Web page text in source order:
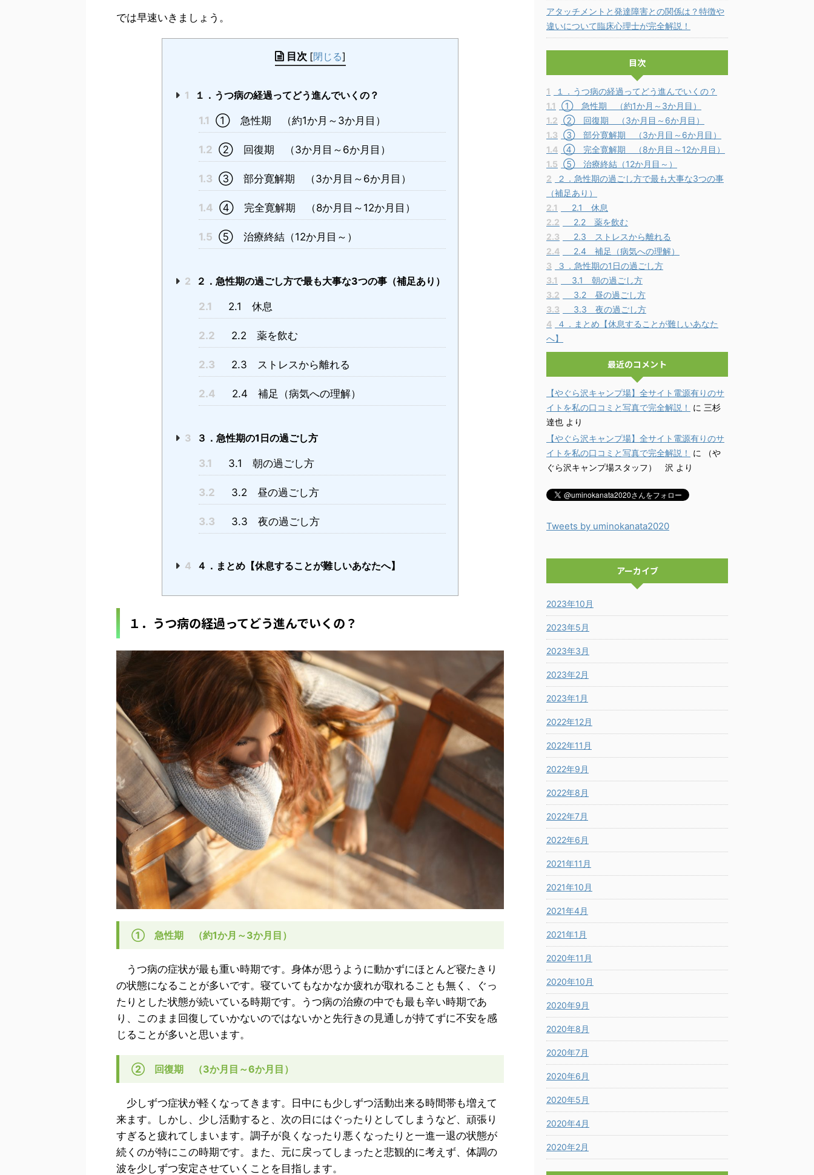
では早速いきましょう。
目次 [閉じる]
1 １．うつ病の経過ってどう進んでいくの？
1.1 ① 急性期 （約1か月～3か月目）
1.2 ② 回復期 （3か月目～6か月目）
1.3 ③ 部分寛解期 （3か月目～6か月目）
1.4 ④ 完全寛解期 （8か月目～12か月目）
1.5 ⑤ 治療終結（12か月目～）
2 ２．急性期の過ごし方で最も大事な3つの事（補足あり）
2.1 2.1 休息
2.2 2.2 薬を飲む
2.3 2.3 ストレスから離れる
2.4 2.4 補足（病気への理解）
3 ３．急性期の1日の過ごし方
3.1 3.1 朝の過ごし方
3.2 3.2 昼の過ごし方
3.3 3.3 夜の過ごし方
4 ４．まとめ【休息することが難しいあなたへ】
１．うつ病の経過ってどう進んでいくの？
① 急性期 （約1か月～3か月目）
うつ病の症状が最も重い時期です。身体が思うように動かずにほとんど寝たきり
の状態になることが多いです。寝ていてもなかなか疲れが取れることも無く、ぐっ
たりとした状態が続いている時期です。うつ病の治療の中でも最も辛い時期であ
り、このまま回復していかないのではないかと先行きの見通しが持てずに不安を感
じることが多いと思います。
② 回復期 （3か月目～6か月目）
少しずつ症状が軽くなってきます。日中にも少しずつ活動出来る時間帯も増えて
来ます。しかし、少し活動すると、次の日にはぐったりとしてしまうなど、頑張り
すぎると疲れてしまいます。調子が良くなったり悪くなったりと一進一退の状態が
続くのが特にこの時期です。また、元に戻ってしまったと悲観的に考えず、体調の
波を少しずつ安定させていくことを目指します。
アタッチメントと発達障害との関係は？特徴や
違いについて臨床心理士が完全解説！
目次
1
１．うつ病の経過ってどう進んでいくの？
1.1
① 急性期 （約1か月～3か月目）
1.2 ② 回復期 （3か月目～6か月目）
1.3 ③ 部分寛解期 （3か月目～6か月目）
1.4 ④ 完全寛解期 （8か月目～12か月目）
1.5 ⑤ 治療終結（12か月目～）
2
２．急性期の過ごし方で最も大事な3つの事
（補足あり）
2.1
2.1 休息
2.2
2.2 薬を飲む
2.3
2.3 ストレスから離れる
2.4
2.4 補足（病気への理解）
3
３．急性期の1日の過ごし方
3.1
3.1 朝の過ごし方
3.2
3.2 昼の過ごし方
3.3
3.3 夜の過ごし方
4
４．まとめ【休息することが難しいあなた
へ】
最近のコメント
【やぐら沢キャンプ場】全サイト電源有りのサ
イトを私の口コミと写真で完全解説！
に 三杉
達也 より
【やぐら沢キャンプ場】全サイト電源有りのサ
イトを私の口コミと写真で完全解説！
に
（や
ぐら沢キャンプ場スタッフ） 沢 より
Tweets by uminokanata2020
アーカイブ
2023年10月
2023年5月
2023年3月
2023年2月
2023年1月
2022年12月
2022年11月
2022年9月
2022年8月
2022年7月
2022年6月
2021年11月
2021年10月
2021年4月
2021年1月
2020年11月
2020年10月
2020年9月
2020年8月
2020年7月
2020年6月
2020年5月
2020年4月
2020年2月